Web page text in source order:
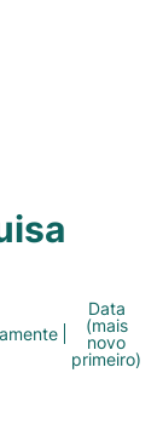
Data
(mais
novo
primeiro)